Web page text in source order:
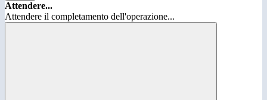
Attendere...
Attendere il completamento dell'operazione...